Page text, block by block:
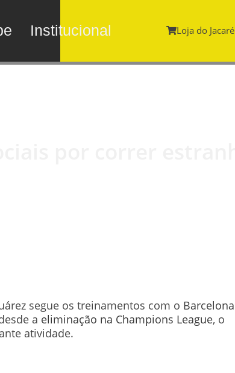
Institucional Loja do Jacaré
segue os treinamentos com o Barcelona
a eliminação na Champions League, o
atividade.